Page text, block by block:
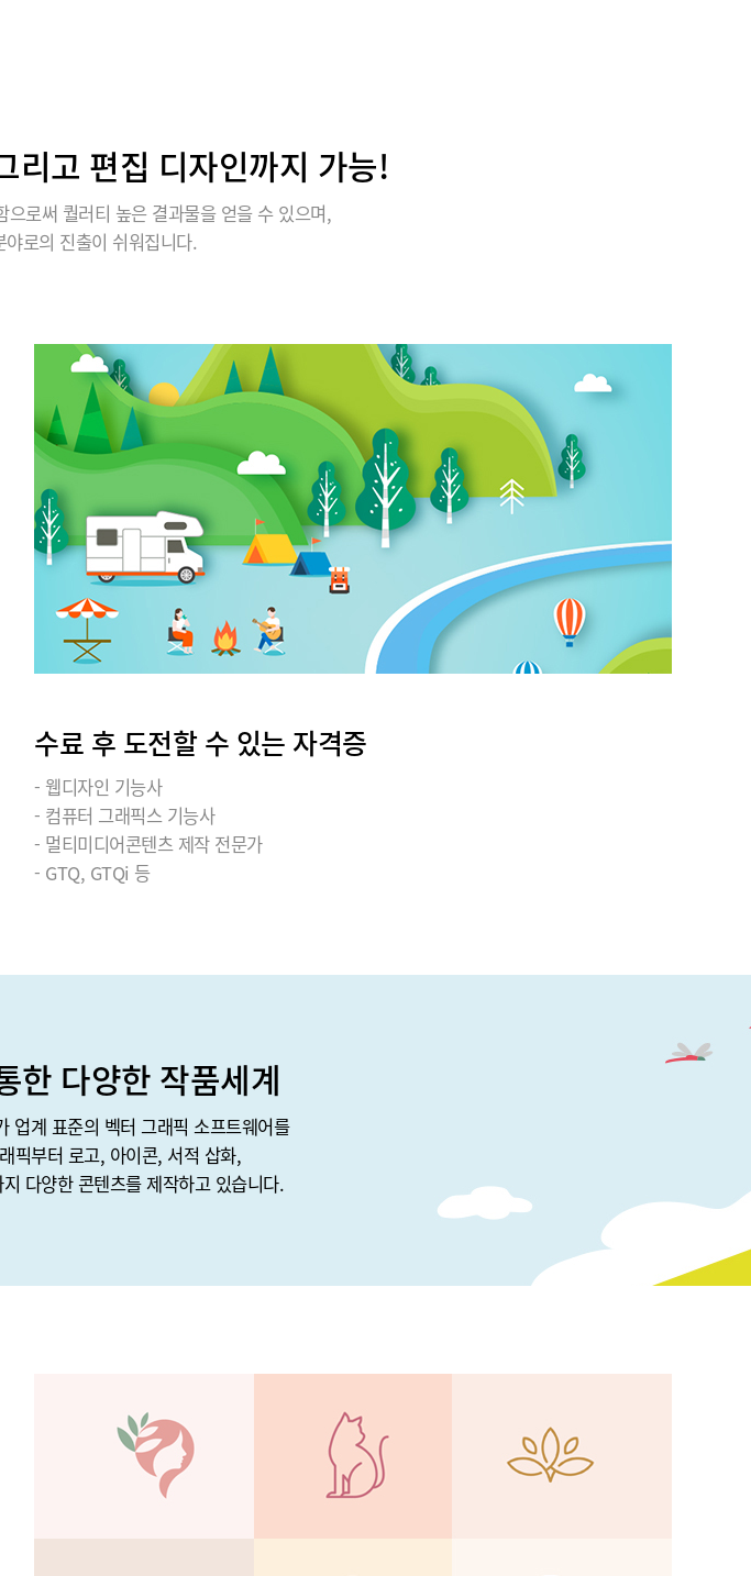
리고 편집 디자인까지 가능!
로써 퀄러티 높은 결과물을 얻을 수 있으며,
로의 진출이 쉬워집니다.
수료 후 도전할 수 있는 자격증
- 웹디자인 기능사
- 컴퓨터 그래픽스 기능사
- 멀티미디어콘텐츠 제작 전문가
- GTQ, GTQi 등
한 다양한 작품세계
업계 표준의 벡터 그래픽 소프트웨어를
픽부터 로고, 아이콘, 서적 삽화,
다양한 콘텐츠를 제작하고 있습니다.